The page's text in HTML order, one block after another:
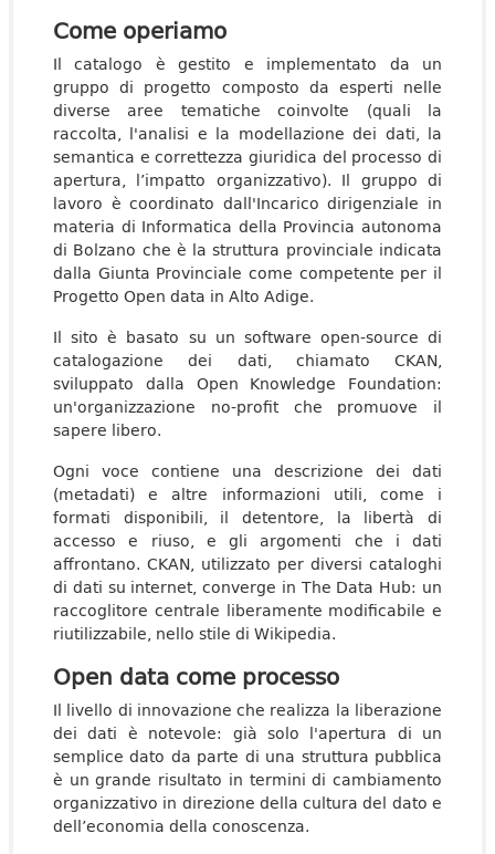
Come operiamo
Il catalogo è gestito e implementato da un
gruppo di progetto composto da esperti nelle
diverse aree tematiche coinvolte (quali la
raccolta, l'analisi e la modellazione dei dati, la
semantica e correttezza giuridica del processo di
apertura, l’impatto organizzativo). Il gruppo di
lavoro è coordinato dall'Incarico dirigenziale in
materia di Informatica della Provincia autonoma
di Bolzano che è la struttura provinciale indicata
dalla Giunta Provinciale come competente per il
Progetto Open data in Alto Adige.
Il sito è basato su un software open-source di
catalogazione dei dati, chiamato CKAN,
sviluppato dalla Open Knowledge Foundation:
un'organizzazione no-profit che promuove il
sapere libero.
Ogni voce contiene una descrizione dei dati
(metadati) e altre informazioni utili, come i
formati disponibili, il detentore, la libertà di
accesso e riuso, e gli argomenti che i dati
affrontano. CKAN, utilizzato per diversi cataloghi
di dati su internet, converge in The Data Hub: un
raccoglitore centrale liberamente modificabile e
riutilizzabile, nello stile di Wikipedia.
Open data come processo
Il livello di innovazione che realizza la liberazione
dei dati è notevole: già solo l'apertura di un
semplice dato da parte di una struttura pubblica
è un grande risultato in termini di cambiamento
organizzativo in direzione della cultura del dato e
dell’economia della conoscenza.